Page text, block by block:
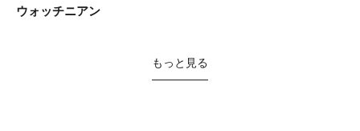
ウォッチニアン
もっと見る